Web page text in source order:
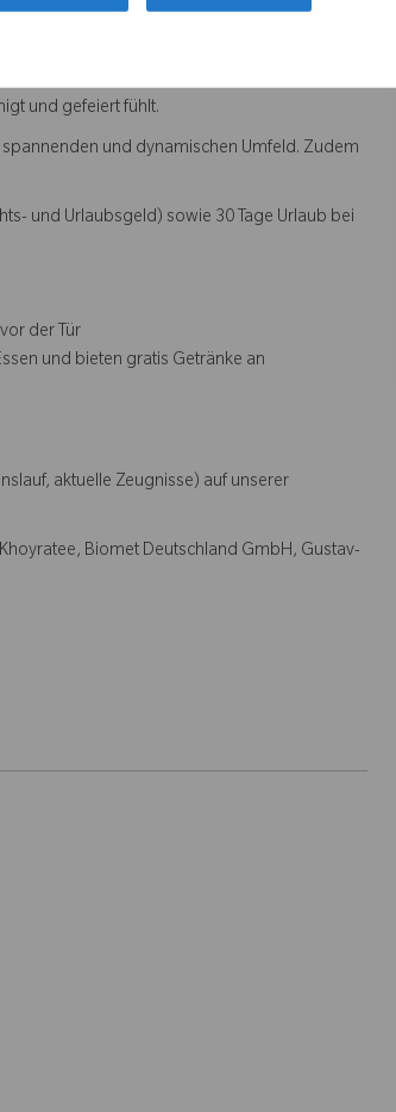
stärker sind. Wir setzen uns dafür ein, ein
und gefeiert fühlt.
und dynamischen Umfeld. Zudem
und Urlaubsgeld) sowie 30 Tage Urlaub bei
der Tür
und bieten gratis Getränke an
aktuelle Zeugnisse) auf unserer
Biomet Deutschland GmbH, Gustav-